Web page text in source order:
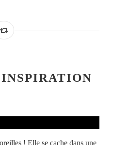
! Elle se cache dans une